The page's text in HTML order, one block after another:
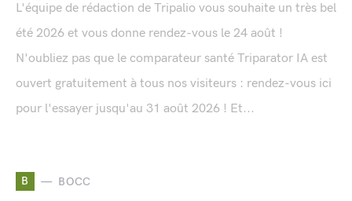
L'équipe de rédaction de Tripalio vous souhaite un très bel
été 2026 et vous donne rendez-vous le 24 août !
N'oubliez pas que le comparateur santé Triparator IA est
ouvert gratuitement à tous nos visiteurs : rendez-vous ici
pour l'essayer jusqu'au 31 août 2026 ! Et...
B BOCC